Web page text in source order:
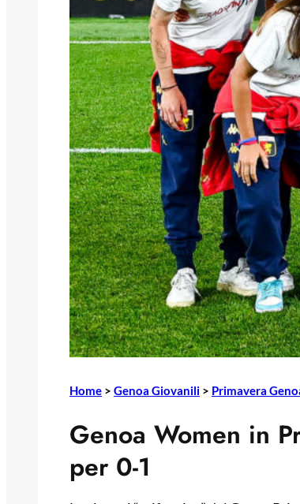
Home > Genoa Giovanili > Primavera
Genoa Women in
per 0-1